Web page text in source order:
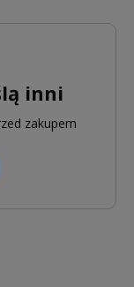
inni
zakupem